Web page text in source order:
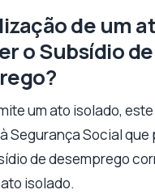
de um
o Subsídio de
um ato isolado,
Segurança Social que
de desemprego
isolado.